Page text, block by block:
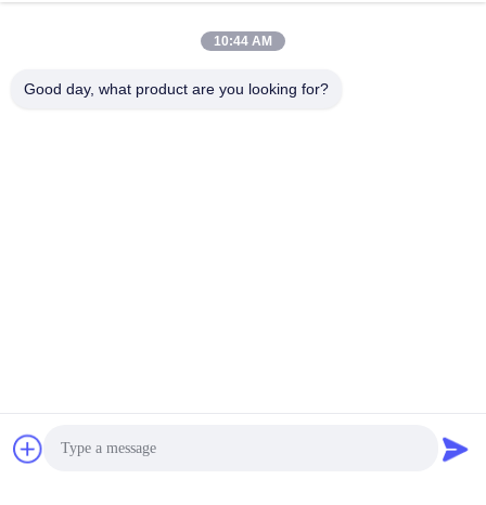
10:44 AM
Good day, what product are you looking for?